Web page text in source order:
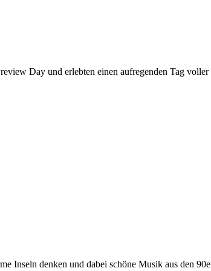
Day und erlebten einen aufregenden Tag
Inseln denken und dabei schöne Musik aus den